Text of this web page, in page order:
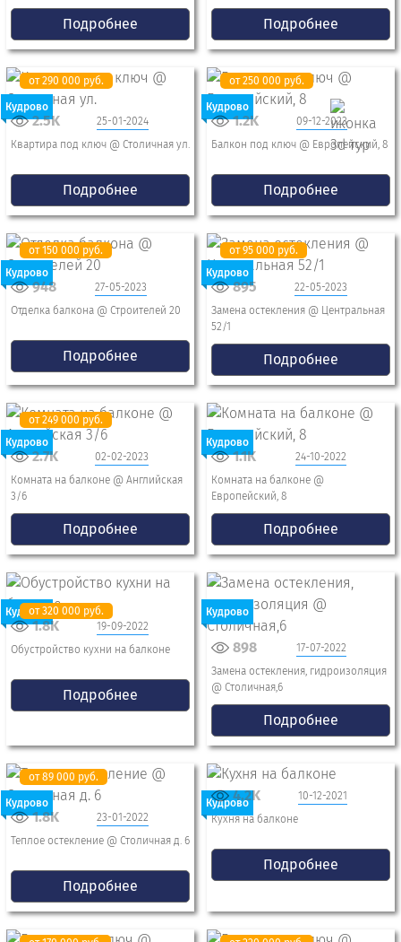
Подробнее Подробнее
Кудрово
от 290 000 руб.
25-01-2024
2.5K
Квартира под ключ @ Столичная ул.
Подробнее
Кудрово
от 250 000 руб.
09-12-2023
1.2K
Балкон под ключ @ Европейский, 8
Подробнее
Кудрово
от 150 000 руб.
27-05-2023
948
Отделка балкона @ Строителей 20
Подробнее
Кудрово
от 95 000 руб.
22-05-2023
895
Замена остекления @ Центральная
52/1
Подробнее
Кудрово
от 249 000 руб.
02-02-2023
2.7K
Комната на балконе @ Английская
3/6
Подробнее
Кудрово
24-10-2022
1.1K
Комната на балконе @
Европейский, 8
Подробнее
Кудровоот 320 000 руб.
19-09-2022
1.8K
Обустройство кухни на балконе
Подробнее
Кудрово
17-07-2022
898
Замена остекления, гидроизоляция
@ Столичная,6
Подробнее
Кудрово
от 89 000 руб.
23-01-2022
1.8K
Теплое остекление @ Столичная д. 6
Подробнее
Кудрово
10-12-2021
4.2K
Кухня на балконе
Подробнее